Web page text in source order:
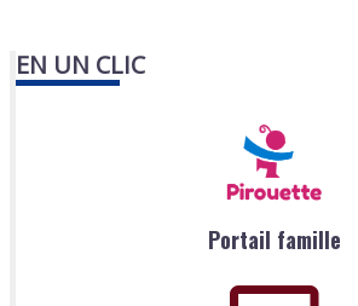
EN UN CLIC
Portail famille